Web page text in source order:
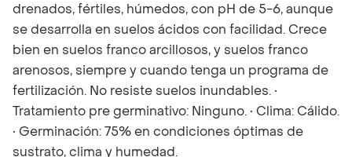
drenados, fértiles, húmedos, con pH de 5-6, aunque
se desarrolla en suelos ácidos con facilidad. Crece
bien en suelos franco arcillosos, y suelos franco
arenosos, siempre y cuando tenga un programa de
fertilización. No resiste suelos inundables. •
Tratamiento pre germinativo: Ninguno. • Clima: Cálido.
• Germinación: 75% en condiciones óptimas de
sustrato, clima y humedad.